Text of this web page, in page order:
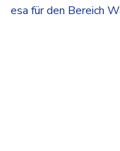
esa für den Bereich